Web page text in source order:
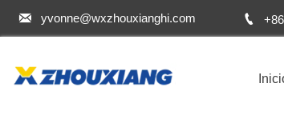
 yvonne@wxzhouxianghi.com 